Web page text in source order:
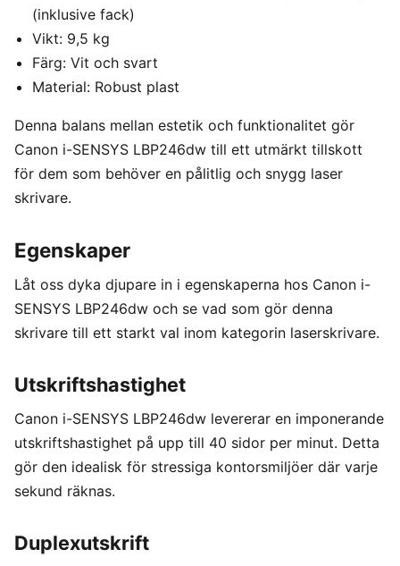
(inklusive fack)
Vikt: 9,5 kg
Färg: Vit och svart
Material: Robust plast
Denna balans mellan estetik och funktionalitet gör
Canon i-SENSYS LBP246dw till ett utmärkt tillskott
för dem som behöver en pålitlig och snygg laser
skrivare.
Egenskaper
Låt oss dyka djupare in i egenskaperna hos Canon i-
SENSYS LBP246dw och se vad som gör denna
skrivare till ett starkt val inom kategorin laserskrivare.
Utskriftshastighet
Canon i-SENSYS LBP246dw levererar en imponerande
utskriftshastighet på upp till 40 sidor per minut. Detta
gör den idealisk för stressiga kontorsmiljöer där varje
sekund räknas.
Duplexutskrift